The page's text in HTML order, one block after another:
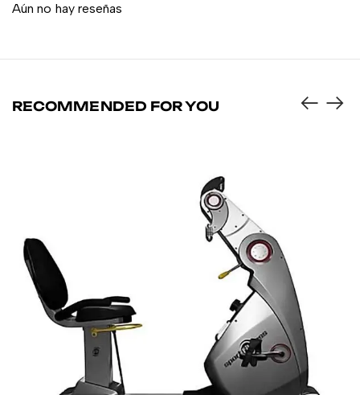
Aún no hay reseñas
RECOMMENDED FOR YOU